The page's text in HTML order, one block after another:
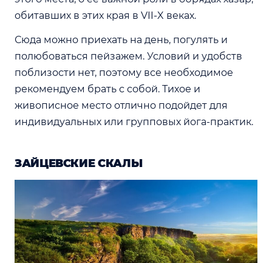
обитавших в этих края в VII-X веках.
Сюда можно приехать на день, погулять и
полюбоваться пейзажем. Условий и удобств
поблизости нет, поэтому все необходимое
рекомендуем брать с собой. Тихое и
живописное место отлично подойдет для
индивидуальных или групповых йога-практик.
ЗАЙЦЕВСКИЕ СКАЛЫ